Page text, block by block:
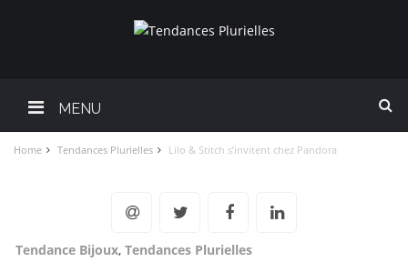
MENU
Home Tendances Plurielles Lilo & Stitch s’invitent chez Pandora
Tendance Bijoux, Tendances Plurielles